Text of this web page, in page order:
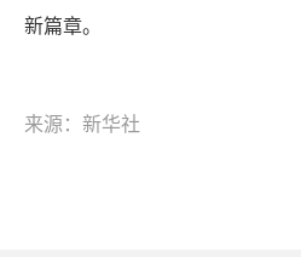
新篇章。
来源：新华社